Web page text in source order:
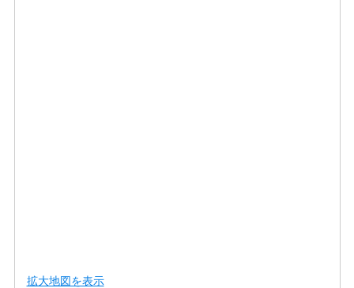
拡大地図を表示